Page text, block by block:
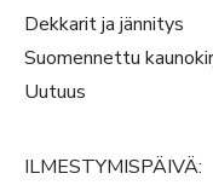
Dekkarit ja jännitys
Suomennettu
Uutuus
ILMESTYMISPÄIVÄ: